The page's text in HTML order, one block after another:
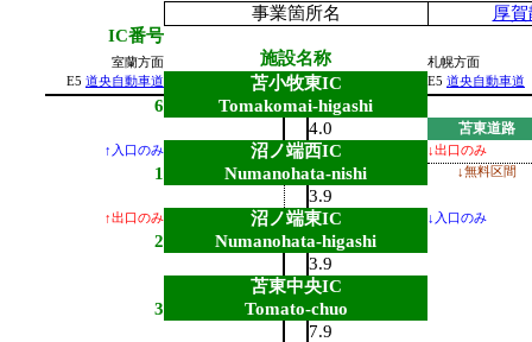
事業箇所名
厚
IC番号
室蘭方面 施設名称
札幌方面
E5 道央自動車道 苫小牧東IC E5 道央自動車道
6
Tomakomai-higashi
4.0
苫東道路
↑入口のみ 沼ノ端西IC ↓出口のみ
1 Numanohata-nishi ↓無料区間
3.9
↑出口のみ 沼ノ端東IC ↓入口のみ
2
Numanohata-higashi
3.9
苫東中央IC
3
Tomato-chuo
7.9